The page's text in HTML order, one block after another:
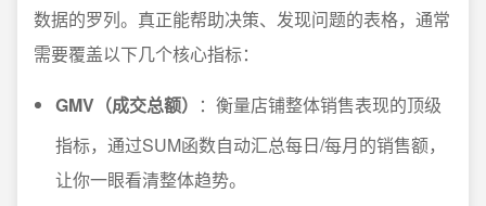
数据的罗列。真正能帮助决策、发现问题的表格，通常
需要覆盖以下几个核心指标：
GMV（成交总额） ：衡量店铺整体销售表现的顶级
指标，通过SUM函数自动汇总每日/每月的销售额，
让你一眼看清整体趋势。